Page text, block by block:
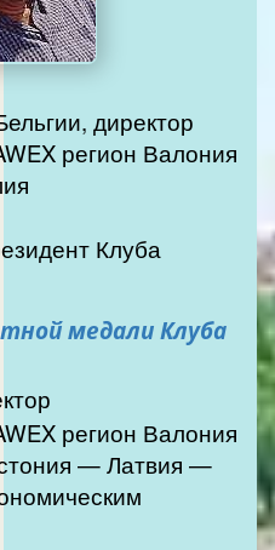
директор
регион Валония
Клуба
медали Клуба
регион Валония
— Латвия —